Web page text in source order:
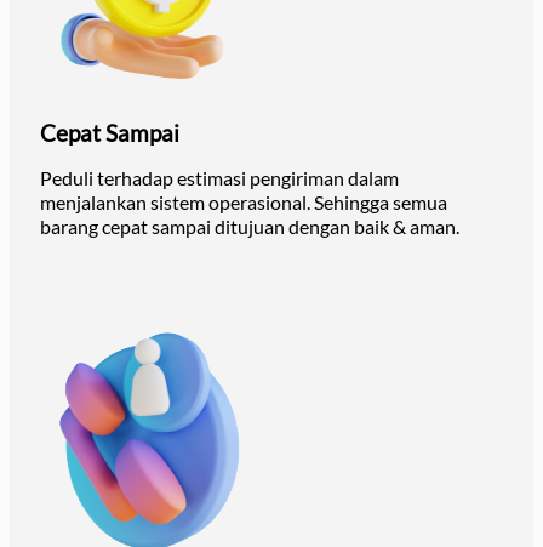
Cepat Sampai
Peduli terhadap estimasi pengiriman dalam
menjalankan sistem operasional. Sehingga semua
barang cepat sampai ditujuan dengan baik & aman.